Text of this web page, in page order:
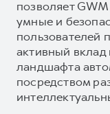
позволяет
умные и
пользователей
активный вклад
ландшафта
посредством